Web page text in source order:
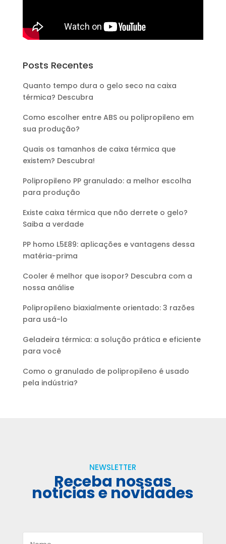
Posts Recentes
Quanto tempo dura o gelo seco na caixa
térmica? Descubra
Como escolher entre ABS ou polipropileno em
sua produção?
Quais os tamanhos de caixa térmica que
existem? Descubra!
Polipropileno PP granulado: a melhor escolha
para produção
Existe caixa térmica que não derrete o gelo?
Saiba a verdade
PP homo L5E89: aplicações e vantagens dessa
matéria-prima
Cooler é melhor que isopor? Descubra com a
nossa análise
Polipropileno biaxialmente orientado: 3 razões
para usá-lo
Geladeira térmica: a solução prática e eficiente
para você
Como o granulado de polipropileno é usado
pela indústria?
NEWSLETTER
Receba nossas
notícias e novidades